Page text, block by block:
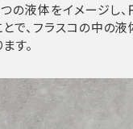
つの液体をイメージし
で、フラスコの中の液
す。